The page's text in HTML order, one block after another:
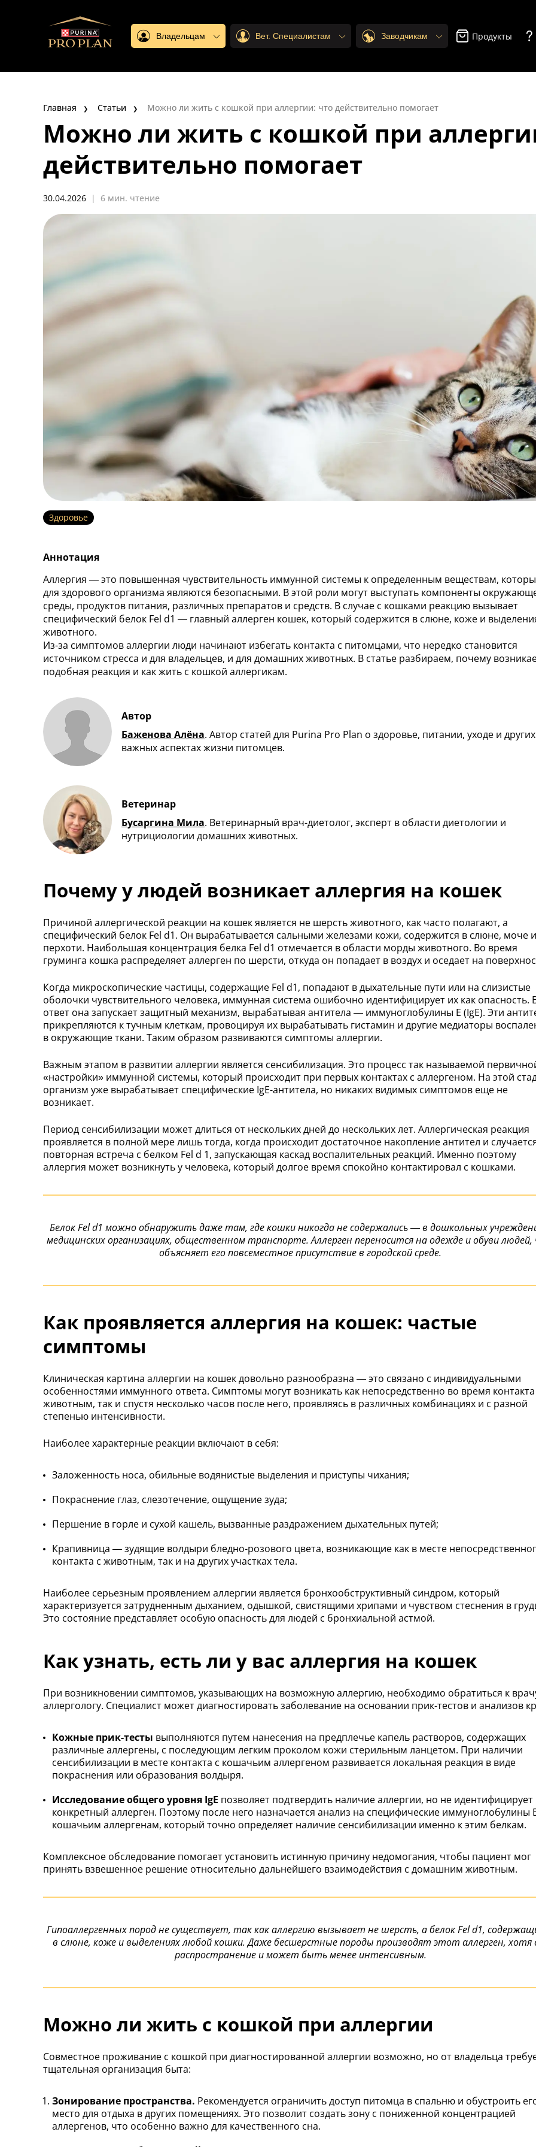
Владельцам Вет. Специалистам Заводчикам Продукты
Главная Статьи Можно ли жить с кошкой при аллергии: что действительно помогает
Можно ли жить с кошкой при
действительно помогает
30.04.2026 | 6 мин. чтение
Здоровье
Аннотация
Аллергия — это повышенная чувствительность иммунной системы к определенным веществам,
для здорового организма являются безопасными. В этой роли могут выступать компоненты
среды, продуктов питания, различных препаратов и средств. В случае с кошками реакцию вызывает
специфический белок Fel d1 — главный аллерген кошек, который содержится в слюне, коже и
животного.
Из-за симптомов аллергии люди начинают избегать контакта с питомцами, что нередко становится
источником стресса и для владельцев, и для домашних животных. В статье разбираем, почему
подобная реакция и как жить с кошкой аллергикам.
Автор
Баженова Алёна. Автор статей для Purina Pro Plan о здоровье, питании, уходе и других
важных аспектах жизни питомцев.
Ветеринар
Бусаргина Мила. Ветеринарный врач-диетолог, эксперт в области диетологии и
нутрициологии домашних животных.
Почему у людей возникает аллергия на кошек
Причиной аллергической реакции на кошек является не шерсть животного, как часто полагают, а
специфический белок Fel d1. Он вырабатывается сальными железами кожи, содержится в слюне, моче и
перхоти. Наибольшая концентрация белка Fel d1 отмечается в области морды животного. Во время
груминга кошка распределяет аллерген по шерсти, откуда он попадает в воздух и оседает на
Когда микроскопические частицы, содержащие Fel d1, попадают в дыхательные пути или на слизистые
оболочки чувствительного человека, иммунная система ошибочно идентифицирует их как опасность.
ответ она запускает защитный механизм, вырабатывая антитела — иммуноглобулины Е (IgE). Эти
прикрепляются к тучным клеткам, провоцируя их вырабатывать гистамин и другие медиаторы
в окружающие ткани. Таким образом развиваются симптомы аллергии.
Важным этапом в развитии аллергии является сенсибилизация. Это процесс так называемой
«настройки» иммунной системы, который происходит при первых контактах с аллергеном. На этой
организм уже вырабатывает специфические IgE-антитела, но никаких видимых симптомов еще не
возникает.
Период сенсибилизации может длиться от нескольких дней до нескольких лет. Аллергическая реакция
проявляется в полной мере лишь тогда, когда происходит достаточное накопление антител и
повторная встреча с белком Fel d 1, запускающая каскад воспалительных реакций. Именно поэтому
аллергия может возникнуть у человека, который долгое время спокойно контактировал с кошками.
Белок Fel d1 можно обнаружить даже там, где кошки никогда не содержались — в дошкольных
медицинских организациях, общественном транспорте. Аллерген переносится на одежде и обуви
объясняет его повсеместное присутствие в городской среде.
Как проявляется аллергия на кошек: частые
симптомы
Клиническая картина аллергии на кошек довольно разнообразна — это связано с индивидуальными
особенностями иммунного ответа. Симптомы могут возникать как непосредственно во время контакта
животным, так и спустя несколько часов после него, проявляясь в различных комбинациях и с разной
степенью интенсивности.
Наиболее характерные реакции включают в себя:
Заложенность носа, обильные водянистые выделения и приступы чихания;
Покраснение глаз, слезотечение, ощущение зуда;
Першение в горле и сухой кашель, вызванные раздражением дыхательных путей;
Крапивница — зудящие волдыри бледно-розового цвета, возникающие как в месте
контакта с животным, так и на других участках тела.
Наиболее серьезным проявлением аллергии является бронхообструктивный синдром, который
характеризуется затрудненным дыханием, одышкой, свистящими хрипами и чувством стеснения в
Это состояние представляет особую опасность для людей с бронхиальной астмой.
Как узнать, есть ли у вас аллергия на кошек
При возникновении симптомов, указывающих на возможную аллергию, необходимо обратиться к
аллергологу. Специалист может диагностировать заболевание на основании прик-тестов и анализов
Кожные прик-тесты выполняются путем нанесения на предплечье капель растворов, содержащих
различные аллергены, с последующим легким проколом кожи стерильным ланцетом. При наличии
сенсибилизации в месте контакта с кошачьим аллергеном развивается локальная реакция в виде
покраснения или образования волдыря.
Исследование общего уровня IgE позволяет подтвердить наличие аллергии, но не идентифицирует
конкретный аллерген. Поэтому после него назначается анализ на специфические иммуноглобулины
кошачьим аллергенам, который точно определяет наличие сенсибилизации именно к этим белкам.
Комплексное обследование помогает установить истинную причину недомогания, чтобы пациент мог
принять взвешенное решение относительно дальнейшего взаимодействия с домашним животным.
Гипоаллергенных пород не существует, так как аллергию вызывает не шерсть, а белок Fel d1,
в слюне, коже и выделениях любой кошки. Даже бесшерстные породы производят этот аллерген, хотя
распространение и может быть менее интенсивным.
Можно ли жить с кошкой при аллергии
Совместное проживание с кошкой при диагностированной аллергии возможно, но от владельца
тщательная организация быта:
Зонирование пространства. Рекомендуется ограничить доступ питомца в спальню и обустроить
место для отдыха в других помещениях. Это позволит создать зону с пониженной концентрацией
аллергенов, что особенно важно для качественного сна.